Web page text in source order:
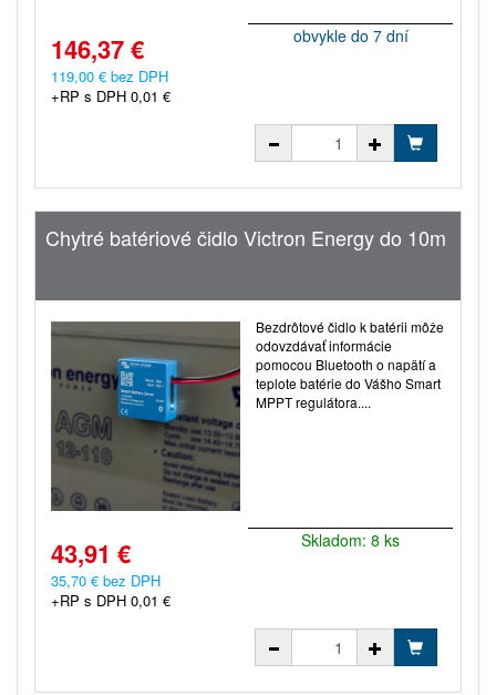
146,37 €
119,00 € bez DPH
+RP s DPH 0,01 €
obvykle do 7 dní
Chytré batériové čidlo Victron Energy do 10m
Bezdrôtové čidlo k batérii môže
odovzdávať informácie
pomocou Bluetooth o napätí a
teplote batérie do Vášho Smart
MPPT regulátora....
43,91 €
35,70 € bez DPH
+RP s DPH 0,01 €
Skladom: 8 ks